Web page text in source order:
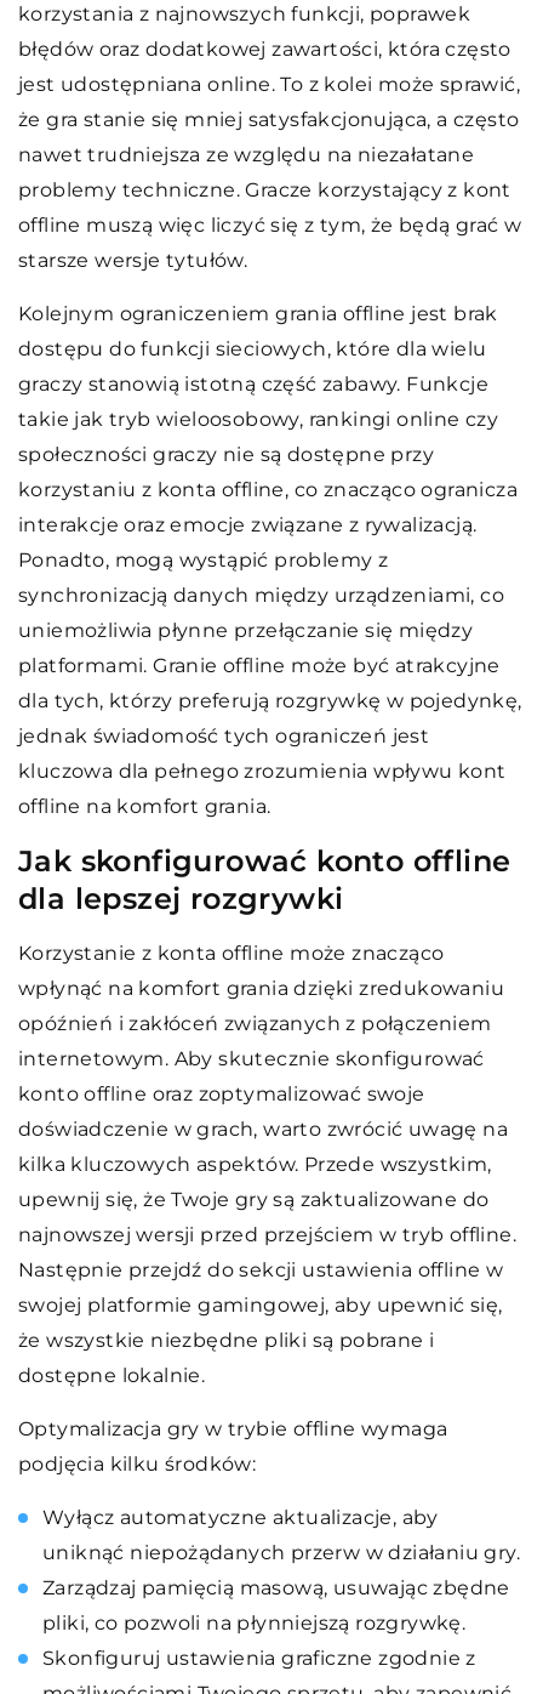
korzystania z najnowszych funkcji, poprawek
błędów oraz dodatkowej zawartości, która często
jest udostępniana online. To z kolei może sprawić,
że gra stanie się mniej satysfakcjonująca, a często
nawet trudniejsza ze względu na niezałatane
problemy techniczne. Gracze korzystający z kont
offline muszą więc liczyć się z tym, że będą grać w
starsze wersje tytułów.
Kolejnym ograniczeniem grania offline jest brak
dostępu do funkcji sieciowych, które dla wielu
graczy stanowią istotną część zabawy. Funkcje
takie jak tryb wieloosobowy, rankingi online czy
społeczności graczy nie są dostępne przy
korzystaniu z konta offline, co znacząco ogranicza
interakcje oraz emocje związane z rywalizacją.
Ponadto, mogą wystąpić problemy z
synchronizacją danych między urządzeniami, co
uniemożliwia płynne przełączanie się między
platformami. Granie offline może być atrakcyjne
dla tych, którzy preferują rozgrywkę w pojedynkę,
jednak świadomość tych ograniczeń jest
kluczowa dla pełnego zrozumienia wpływu kont
offline na komfort grania.
Jak skonfigurować konto offline
dla lepszej rozgrywki
Korzystanie z konta offline może znacząco
wpłynąć na komfort grania dzięki zredukowaniu
opóźnień i zakłóceń związanych z połączeniem
internetowym. Aby skutecznie skonfigurować
konto offline oraz zoptymalizować swoje
doświadczenie w grach, warto zwrócić uwagę na
kilka kluczowych aspektów. Przede wszystkim,
upewnij się, że Twoje gry są zaktualizowane do
najnowszej wersji przed przejściem w tryb offline.
Następnie przejdź do sekcji ustawienia offline w
swojej platformie gamingowej, aby upewnić się,
że wszystkie niezbędne pliki są pobrane i
dostępne lokalnie.
Optymalizacja gry w trybie offline wymaga
podjęcia kilku środków:
Wyłącz automatyczne aktualizacje, aby
uniknąć niepożądanych przerw w działaniu gry.
Zarządzaj pamięcią masową, usuwając zbędne
pliki, co pozwoli na płynniejszą rozgrywkę.
Skonfiguruj ustawienia graficzne zgodnie z